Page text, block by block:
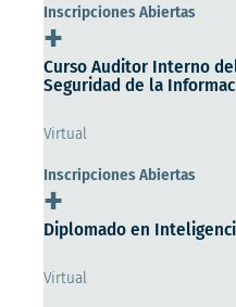
Inscripciones Abiertas
+
Curso Auditor Interno
Seguridad de la
Virtual
Inscripciones Abiertas
+
Diplomado en
Virtual